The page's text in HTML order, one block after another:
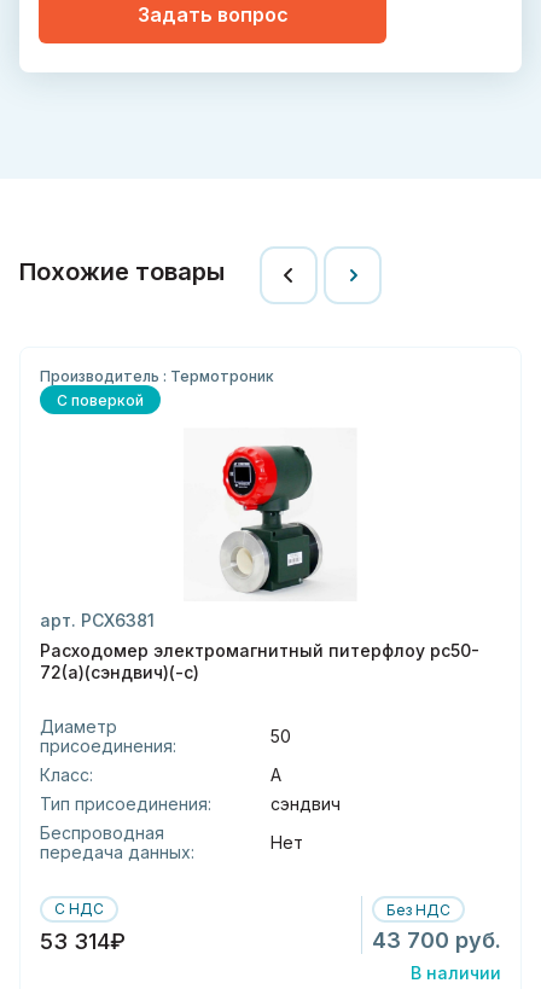
Задать вопрос
Похожие товары
Производитель : Термотроник
С поверкой
арт. РСХ6381
Расходомер электромагнитный питерфлоу рс50-
72(а)(сэндвич)(-с)
Диаметр
присоединения:
50
Класс:
А
Тип присоединения:
сэндвич
Беспроводная
передача данных:
Нет
С НДС
53 314₽
Без НДС
43 700 руб.
В наличии